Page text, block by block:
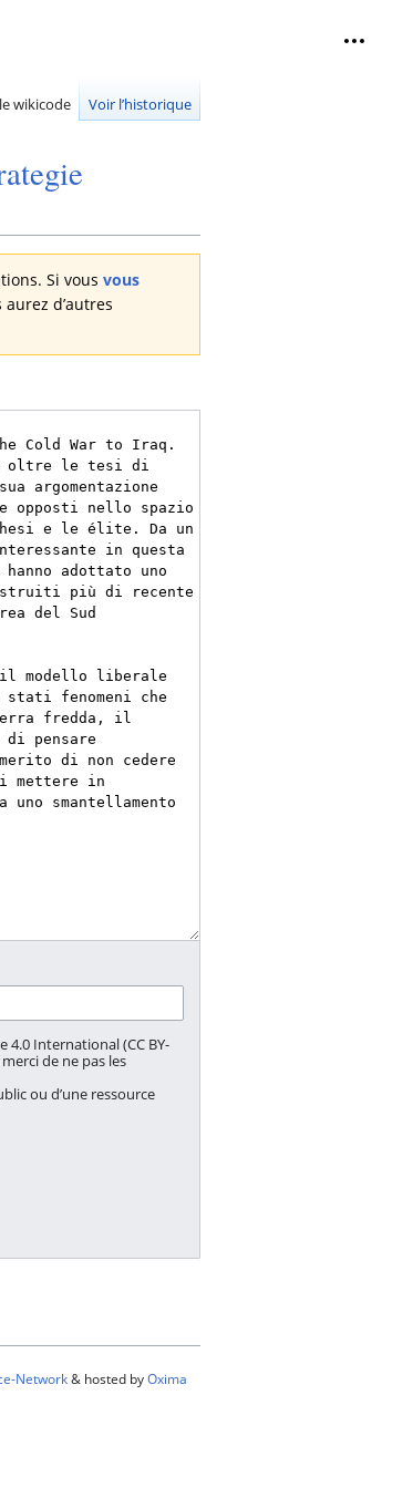
Outils
replié
wikicode Voir l’historique
Si vous vous
d’autres
International (CC BY-
de ne pas les
ou d’une ressource
Network& hosted byOxima